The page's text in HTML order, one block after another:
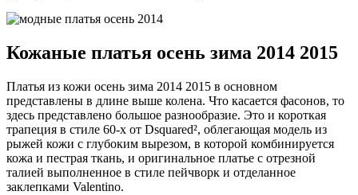
Кожаные платья осень зима 2014 2015
Платья из кожи осень зима 2014 2015 в основном
представлены в длине выше колена. Что касается фасонов, то
здесь представлено большое разнообразие. Это и короткая
трапеция в стиле 60-х от Dsquared², облегающая модель из
рыжей кожи с глубоким вырезом, в которой комбинируется
кожа и пестрая ткань, и оригинальное платье с отрезной
талией выполненное в стиле пейчворк и отделанное
заклепками Valentino.